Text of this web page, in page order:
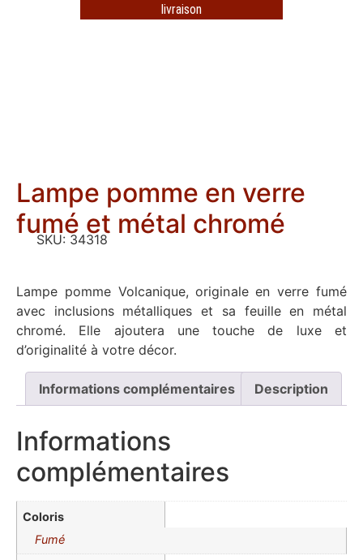
livraison
Lampe pomme en verre
fumé et métal chromé
SKU: 34318
Lampe pomme Volcanique, originale en verre fumé
avec inclusions métalliques et sa feuille en métal
chromé. Elle ajoutera une touche de luxe et
d’originalité à votre décor.
Informations complémentaires Description
Informations
complémentaires
Coloris
Fumé